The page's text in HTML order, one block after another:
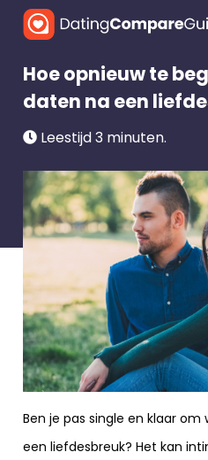
Hoe opnieuw te
daten na een
Leestijd 3 minuten.
Ben je pas single en klaar
een liefdesbreuk? Het kan